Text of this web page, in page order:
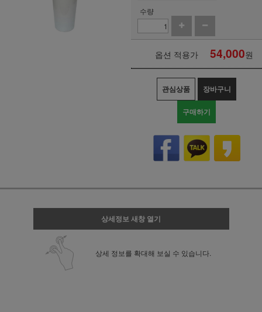
수량
옵션 적용가 54,000원
관심상품 장바구니
구매하기
상세정보 새창 열기
상세 정보를 확대해 보실 수 있습니다.